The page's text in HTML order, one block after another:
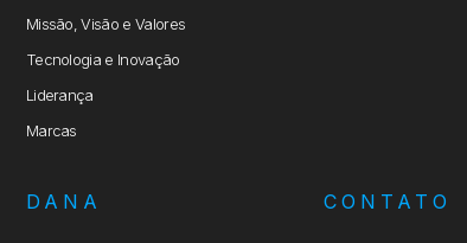
Missão, Visão e Valores
Tecnologia e Inovação
Liderança
Marcas
DANA CONTATO